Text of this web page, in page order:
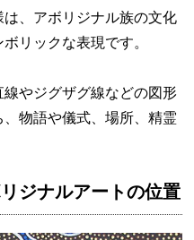
、アボリジナル族の文化
リックな表現です。
やジグザグ線などの図形
物語や儀式、場所、精霊
ジナルアートの位置